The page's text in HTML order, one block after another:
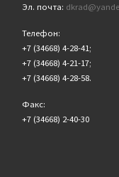
Эл. почта:
Телефон:
+7 (34668) 4-28-41;
+7 (34668) 4-21-17;
+7 (34668) 4-28-58.
Факс:
+7 (34668) 2-40-30